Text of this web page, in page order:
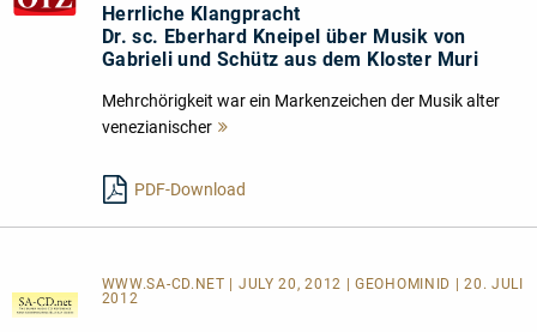
Herrliche Klangpracht
Dr. sc. Eberhard Kneipel über Musik von
Gabrieli und Schütz aus dem Kloster Muri
Mehrchörigkeit war ein Markenzeichen der Musik alter
venezianischer
PDF-Download
WWW.SA-CD.NET | JULY 20, 2012 | GEOHOMINID | 20. JULI
2012